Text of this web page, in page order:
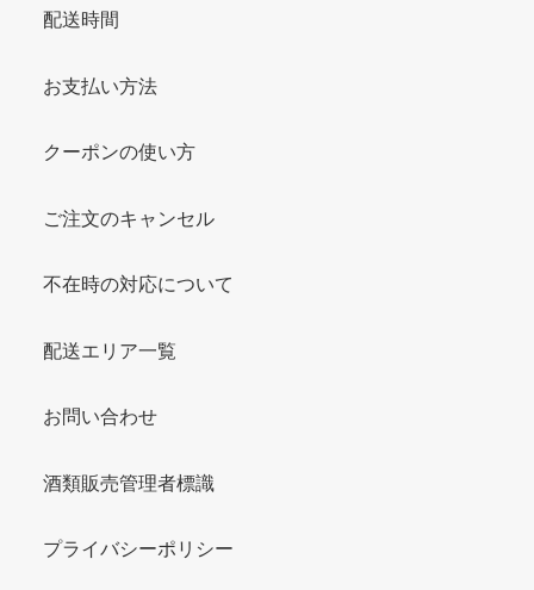
配送時間
お支払い方法
クーポンの使い方
ご注文のキャンセル
不在時の対応について
配送エリア一覧
お問い合わせ
酒類販売管理者標識
プライバシーポリシー